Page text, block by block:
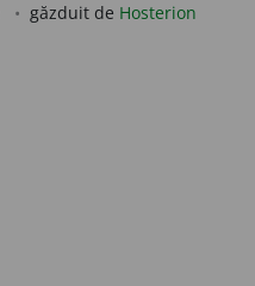
găzduit de Hosterion